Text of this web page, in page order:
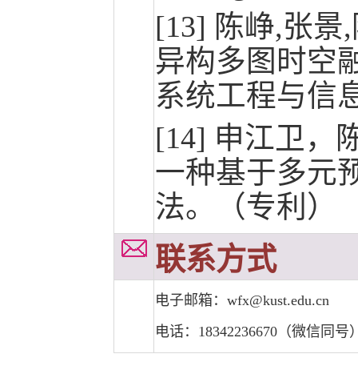
[13] 陈峥,张景
异构多图时空
系统工程与信
[14] 申江卫，
一种基于多元
法。（专利）
联系方式
电子邮箱： wfx@kust.edu.cn
电话：18342236670（微信同号